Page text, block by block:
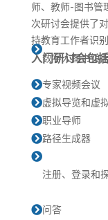
师、教师-图书管
次研讨会提供了
持教育工作者识
入门研讨会包

数字人图书馆
专家视频会议
虚拟导览和虚
职业导师
路径生成器

注册、登录和
问答